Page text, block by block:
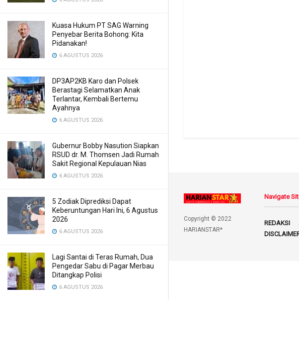
Kuasa Hukum PT SAG Warning
Penyebar Berita Bohong: Kita
Pidanakan!
6 AGUSTUS 2026
DP3AP2KB Karo dan Polsek
Berastagi Selamatkan Anak
Terlantar, Kembali Bertemu
Ayahnya
6 AGUSTUS 2026
Gubernur Bobby Nasution Siapkan
RSUD dr. M. Thomsen Jadi Rumah
Sakit Regional Kepulauan Nias
6 AGUSTUS 2026
5 Zodiak Diprediksi Dapat
Keberuntungan Hari Ini, 6 Agustus
2026
6 AGUSTUS 2026
Lagi Santai di Teras Rumah, Dua
Pengedar Sabu di Pagar Merbau
Ditangkap Polisi
6 AGUSTUS 2026
Copyright © 2022
HARIANSTAR*
Navigate
REDAKSI